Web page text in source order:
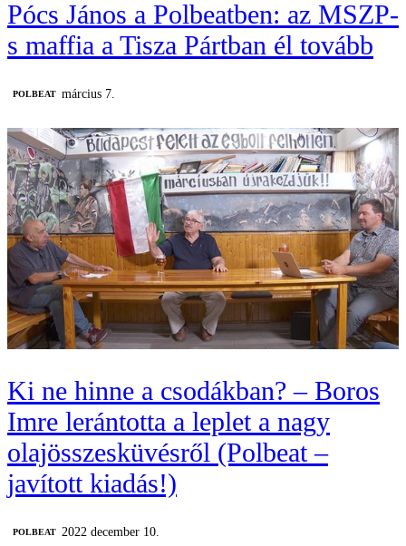
Pócs János a Polbeatben: az MSZP-
s maffia a Tisza Pártban él tovább
‎POLBEAT március 7.
Ki ne hinne a csodákban? – Boros
Imre lerántotta a leplet a nagy
olajösszesküvésről (Polbeat –
javított kiadás!)
‎POLBEAT
2022 december 10.